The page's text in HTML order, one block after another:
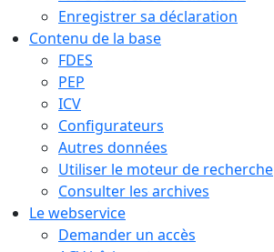
Enregistrer sa déclaration
Contenu de la base
FDES
PEP
ICV
Configurateurs
Autres données
Utiliser le moteur de recherche
Consulter les archives
Le webservice
Demander un accès